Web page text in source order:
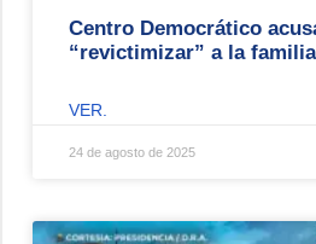
Centro Democrático
“revictimizar” a la
VER.
24 de agosto de 2025